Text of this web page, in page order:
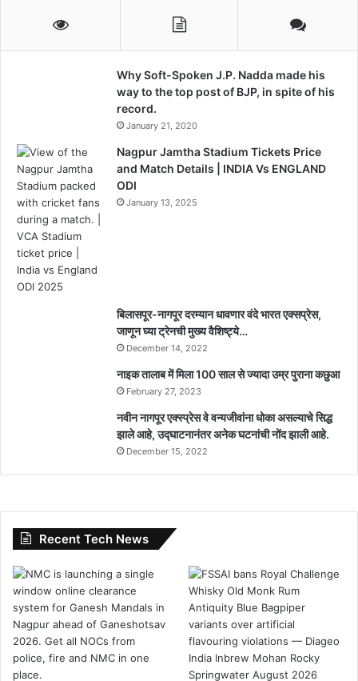
Why Soft-Spoken J.P. Nadda made his
way to the top post of BJP, in spite of his
record.
January 21, 2020
Nagpur Jamtha Stadium Tickets Price
and Match Details | INDIA Vs ENGLAND
ODI
January 13, 2025
बिलासपूर-नागपूर दरम्यान धावणार वंदे भारत एक्सप्रेस,
जाणून घ्या ट्रेनची मुख्य वैशिष्ट्ये…
December 14, 2022
नाइक तालाब में मिला 100 साल से ज्यादा उम्र पुराना कछुआ
February 27, 2023
नवीन नागपूर एक्स्प्रेस वे वन्यजीवांना धोका असल्याचे सिद्ध
झाले आहे, उद्घाटनानंतर अनेक घटनांची नोंद झाली आहे.
December 15, 2022
Recent Tech News